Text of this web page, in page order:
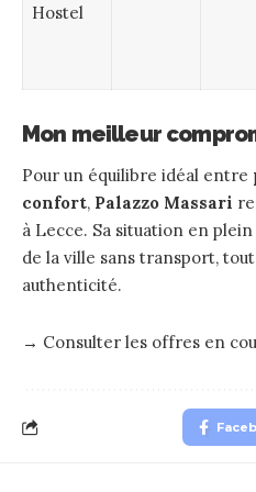
Hostel
Mon meilleur
Pour un équilibre idéal entre
confort, Palazzo Massari
à Lecce. Sa situation en
de la ville sans transport,
authenticité.
→ Consulter les offres en